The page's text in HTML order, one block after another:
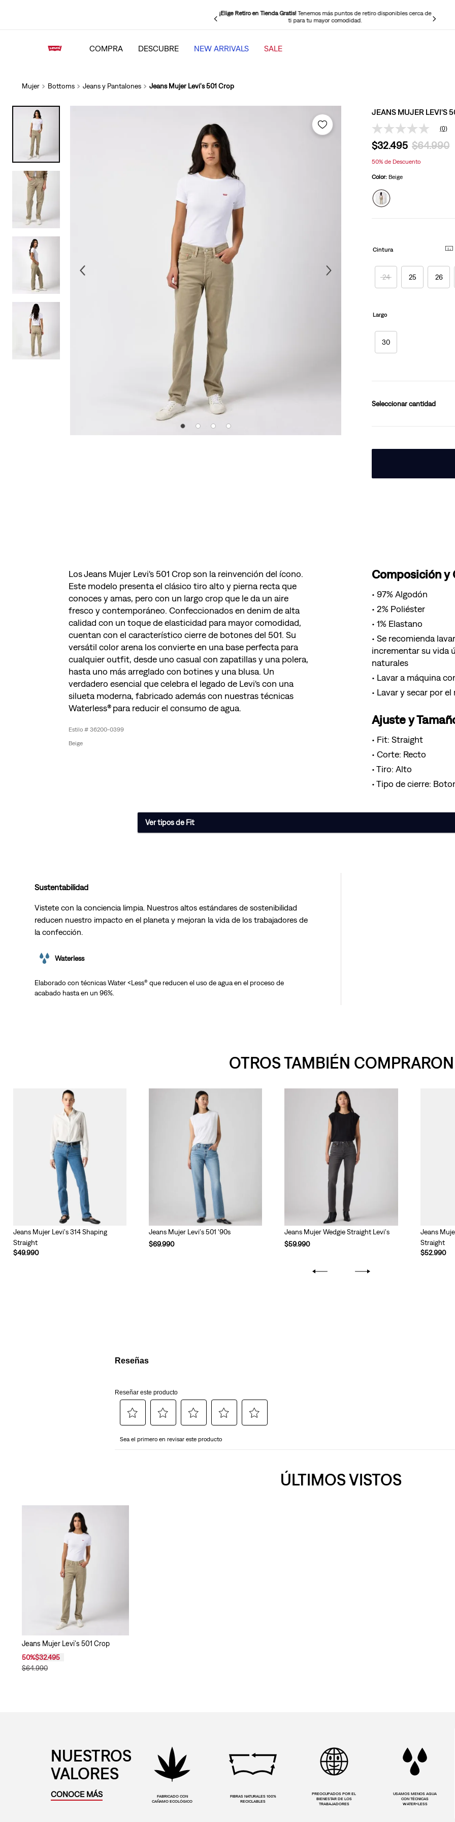
¡Elige Retiro en Tienda Gratis!Tenemos más puntos de retiro disponibles cerca de
ti para tu mayor comodidad.
COMPRA DESCUBRE NEW ARRIVALS SALE
Mujer Bottoms Jeans y Pantalones Jeans Mujer Levi's 501 Crop
JEANS MUJER LEVI'S
Sin
puntuación
Enlace
la
misma
página.
(0)
$32.495 $64.990
50% de Descuento
Color: Beige
Cintura
24 25 26
Largo
30
cantidad
Los Jeans Mujer Levi's 501 Crop son la reinvención del ícono.
Este modelo presenta el clásico tiro alto y pierna recta que
conoces y amas, pero con un largo crop que le da un aire
fresco y contemporáneo. Confeccionados en denim de alta
calidad con un toque de elasticidad para mayor comodidad,
cuentan con el característico cierre de botones del 501. Su
versátil color arena los convierte en una base perfecta para
cualquier outfit, desde uno casual con zapatillas y una polera,
hasta uno más arreglado con botines y una blusa. Un
verdadero esencial que celebra el legado de Levi's con una
silueta moderna, fabricado además con nuestras técnicas
Waterless® para reducir el consumo de agua.
36200-0399
Beige
Composición y
97% Algodón
2% Poliéster
1% Elastano
Se recomienda
incrementar su vida
naturales
Lavar a máquina
Lavar y secar por el
Ajuste y
Fit: Straight
Corte: Recto
Tiro: Alto
Tipo de cierre:
Ver tipos de Fit
Sustentabilidad
Vistete con la conciencia limpia. Nuestros altos estándares de sostenibilidad
reducen nuestro impacto en el planeta y mejoran la vida de los trabajadores de
la confección.
Waterless
Elaborado con técnicas Water <Less® que reducen el uso de agua en el proceso de
acabado hasta en un 96%.
OTROS TAMBIÉN COMPRARON
Jeans Mujer Levi's 314 Shaping
Straight
$49.990
Jeans Mujer Levi's 501 '90s
$69.990
Jeans Mujer Wedgie Straight Levi's
$59.990
Jeans
Straight
$52.990
ÚLTIMOS VISTOS
Jeans Mujer Levi's 501 Crop
$64.990
50%$32.495
NUESTROS
VALORES
CONOCE MÁS
FABRICADO CON
CAÑAMO ECOLÓGICO
FIBRAS NATURALES 100%
RECICLABLES
PREOCUPADOS POR EL
BIENESTAR DE LOS
TRABAJADORES
USAMOS MENOS AGUA
CON TÉCNICAS
WATER<LESS
jeans mujer
511 hombre